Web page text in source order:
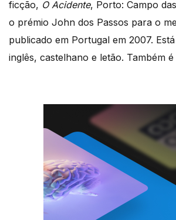
ficção, O Acidente, Porto: Campo
o prémio John dos Passos para o
publicado em Portugal em 2007.
inglês, castelhano e letão. Também